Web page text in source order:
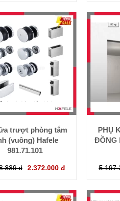
trượt phòng tắm
(vuông) Hafele
981.71.101
đ 2.372.000 đ
PHỤ
ĐỒNG